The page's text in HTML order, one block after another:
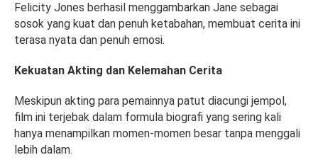
Felicity Jones berhasil menggambarkan Jane sebagai
sosok yang kuat dan penuh ketabahan, membuat cerita ini
terasa nyata dan penuh emosi.
Kekuatan Akting dan Kelemahan Cerita
Meskipun akting para pemainnya patut diacungi jempol,
film ini terjebak dalam formula biografi yang sering kali
hanya menampilkan momen-momen besar tanpa menggali
lebih dalam.